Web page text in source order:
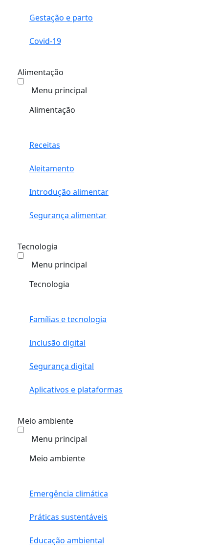
Gestação e parto
Covid-19
Alimentação
Menu principal
Alimentação
Receitas
Aleitamento
Introdução alimentar
Segurança alimentar
Tecnologia
Menu principal
Tecnologia
Famílias e tecnologia
Inclusão digital
Segurança digital
Aplicativos e plataformas
Meio ambiente
Menu principal
Meio ambiente
Emergência climática
Práticas sustentáveis
Educação ambiental